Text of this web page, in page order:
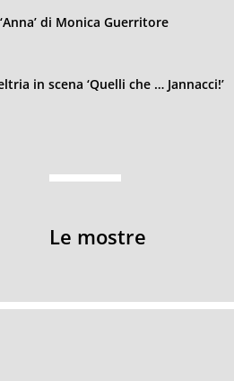
di Monica Guerritore
in scena ‘Quelli che … Jannacci!’
Le mostre